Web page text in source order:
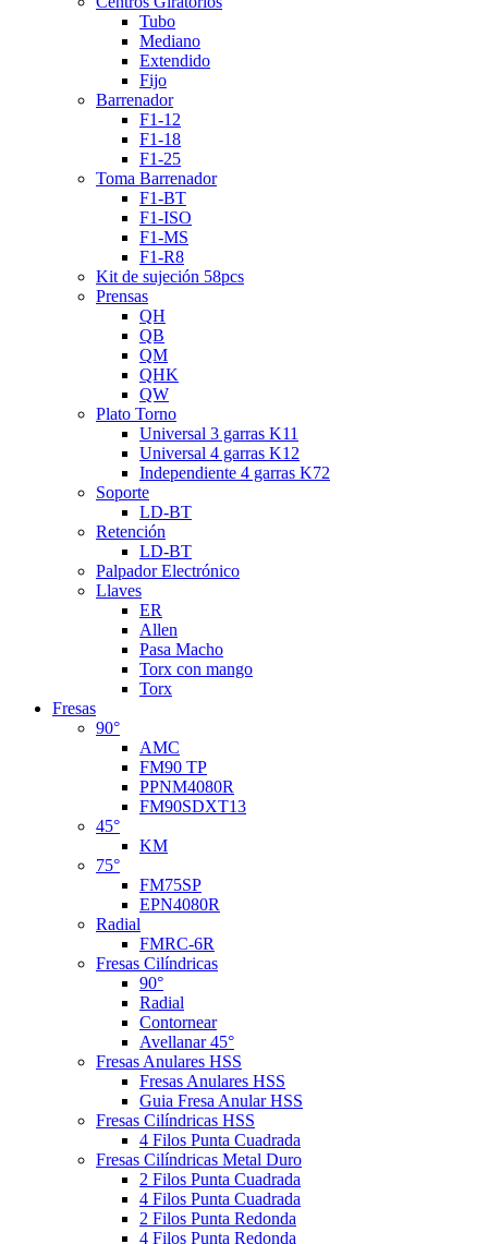
Tubo
Mediano
Extendido
Fijo
Barrenador
F1-12
F1-18
F1-25
Toma Barrenador
F1-BT
F1-ISO
F1-MS
F1-R8
Kit de sujeción 58pcs
Prensas
QH
QB
QM
QHK
QW
Plato Torno
Universal 3 garras K11
Universal 4 garras K12
Independiente 4 garras K72
Soporte
LD-BT
Retención
LD-BT
Palpador Electrónico
Llaves
ER
Allen
Pasa Macho
Torx con mango
Torx
Fresas
90°
AMC
FM90 TP
PPNM4080R
FM90SDXT13
45°
KM
75°
FM75SP
EPN4080R
Radial
FMRC-6R
Fresas Cilíndricas
90°
Radial
Contornear
Avellanar 45°
Fresas Anulares HSS
Fresas Anulares HSS
Guia Fresa Anular HSS
Fresas Cilíndricas HSS
4 Filos Punta Cuadrada
Fresas Cilíndricas Metal Duro
2 Filos Punta Cuadrada
4 Filos Punta Cuadrada
2 Filos Punta Redonda
4 Filos Punta Redonda